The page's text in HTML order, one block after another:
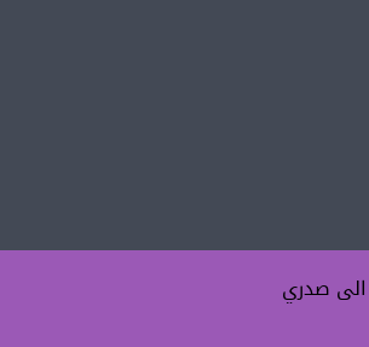
صدري